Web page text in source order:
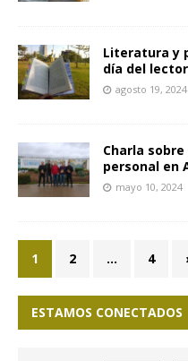
Literatura y
día del
agosto 19, 2024
Charla
personal en
mayo 10, 2024
1 2 … 4
ESTAMOS CONECTADOS